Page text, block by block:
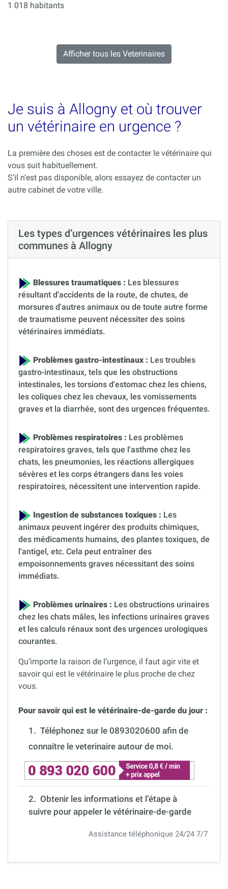
1 018 habitants
Afficher tous les Veterinaires
Je suis à Allogny et où trouver
un vétérinaire en urgence ?
La première des choses est de contacter le vétérinaire qui
vous suit habituellement.
S’il n’est pas disponible, alors essayez de contacter un
autre cabinet de votre ville.
Les types d’urgences vétérinaires les plus
communes à Allogny
Blessures traumatiques : Les blessures
résultant d'accidents de la route, de chutes, de
morsures d'autres animaux ou de toute autre forme
de traumatisme peuvent nécessiter des soins
vétérinaires immédiats.
Problèmes gastro-intestinaux : Les troubles
gastro-intestinaux, tels que les obstructions
intestinales, les torsions d'estomac chez les chiens,
les coliques chez les chevaux, les vomissements
graves et la diarrhée, sont des urgences fréquentes.
Problèmes respiratoires : Les problèmes
respiratoires graves, tels que l'asthme chez les
chats, les pneumonies, les réactions allergiques
sévères et les corps étrangers dans les voies
respiratoires, nécessitent une intervention rapide.
Ingestion de substances toxiques : Les
animaux peuvent ingérer des produits chimiques,
des médicaments humains, des plantes toxiques, de
l'antigel, etc. Cela peut entraîner des
empoisonnements graves nécessitant des soins
immédiats.
Problèmes urinaires : Les obstructions urinaires
chez les chats mâles, les infections urinaires graves
et les calculs rénaux sont des urgences urologiques
courantes.
Qu’importe la raison de l’urgence, il faut agir vite et
savoir qui est le vétérinaire le plus proche de chez
vous.
Pour savoir qui est le vétérinaire-de-garde du jour :
1. Téléphonez sur le 0893020600 afin de
connaitre le veterinaire autour de moi.
2. Obtenir les informations et l’étape à
suivre pour appeler le vétérinaire-de-garde
Assistance téléphonique 24/24 7/7